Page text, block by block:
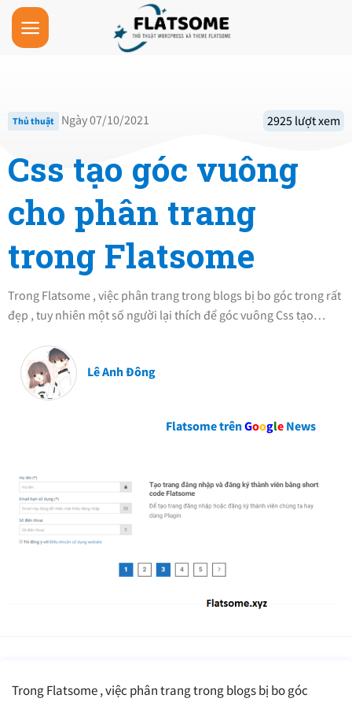
Skip
content
Thủ thuật Ngày 07/10/2021 2925 lượt xem
Css tạo góc vuông
cho phân trang
trong Flatsome
Trong Flatsome , việc phân trang trong blogs bị bo góc trong rất
đẹp , tuy nhiên một số người lại thích để góc vuông Css tạo…
Lê Anh Đông
Flatsome trênGoogle News
Trong Flatsome , việc phân trang trong blogs bị bo góc